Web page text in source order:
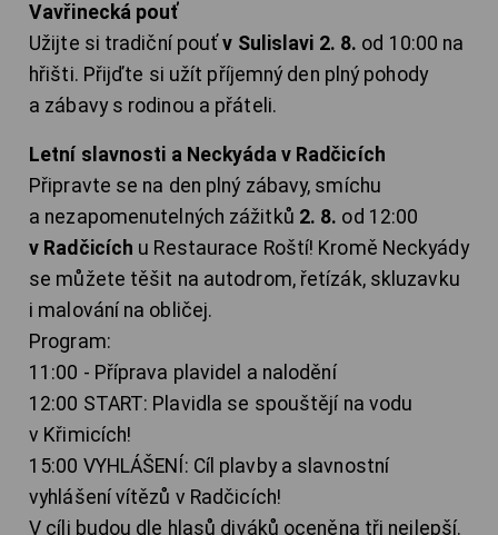
Vavřinecká pouť
Užijte si tradiční pouťv Sulislavi 2. 8. od 10:00 na
hřišti. Přijďte si užít příjemný den plný pohody
a zábavy s rodinou a přáteli.
Letní slavnosti a Neckyáda v Radčicích
Připravte se na den plný zábavy, smíchu
a nezapomenutelných zážitků 2. 8. od 12:00
v Radčicích u Restaurace Roští! Kromě Neckyády
se můžete těšit na autodrom, řetízák, skluzavku
i malování na obličej.
Program:
11:00 - Příprava plavidel a nalodění
12:00 START: Plavidla se spouštějí na vodu
v Křimicích!
15:00 VYHLÁŠENÍ: Cíl plavby a slavnostní
vyhlášení vítězů v Radčicích!
V cíli budou dle hlasů diváků oceněna tři nejlepší.